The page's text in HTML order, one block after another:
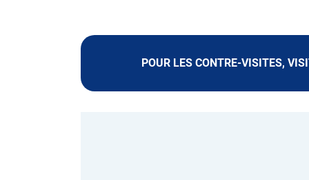
POUR LES CONTRE-VISITES,